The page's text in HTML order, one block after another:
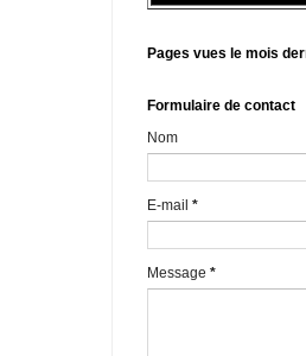
Pages vues le mois
Formulaire de contact
Nom
E-mail *
Message *